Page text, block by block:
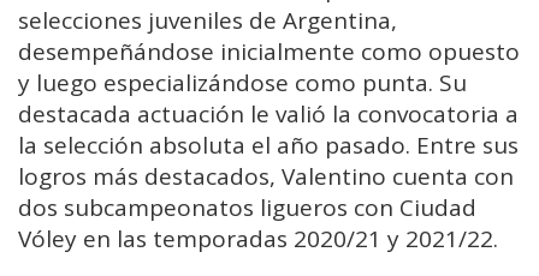
selecciones juveniles de Argentina,
desempeñándose inicialmente como opuesto
y luego especializándose como punta. Su
destacada actuación le valió la convocatoria a
la selección absoluta el año pasado. Entre sus
logros más destacados, Valentino cuenta con
dos subcampeonatos ligueros con Ciudad
Vóley en las temporadas 2020/21 y 2021/22.